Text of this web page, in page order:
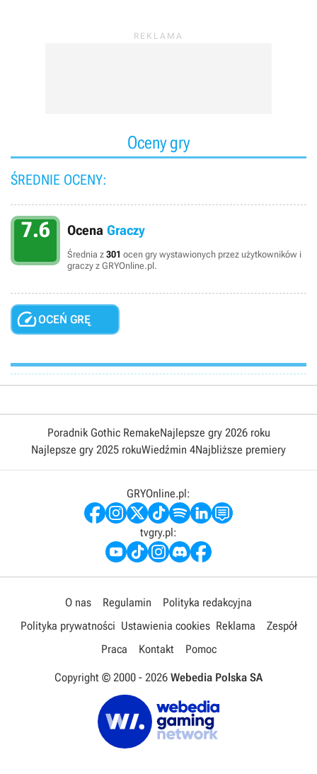
Oceny gry
ŚREDNIE OCENY:
7.6 Ocena Graczy
Średnia z 301 ocen gry wystawionych przez użytkowników i
graczy z GRYOnline.pl.
OCEŃ GRĘ
Poradnik Gothic RemakeNajlepsze gry 2026 roku
Najlepsze gry 2025 rokuWiedźmin 4Najbliższe premiery
GRYOnline.pl:
tvgry.pl:
O nas Regulamin
Polityka redakcyjna
Polityka prywatności Ustawienia cookies Reklama
Zespół
Praca
Kontakt Pomoc
Copyright © 2000 - 2026 Webedia Polska SA